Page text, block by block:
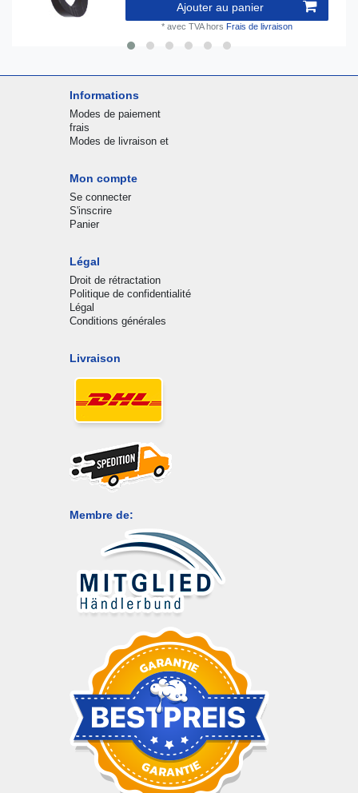
Ajouter au panier
* avec TVAhors Frais de livraison
Informations
Modes de paiement
frais
Modes de livraison et
Mon compte
Se connecter
S'inscrire
Panier
Légal
Droit de rétractation
Politique de confidentialité
Légal
Conditions générales
Livraison
Membre de: